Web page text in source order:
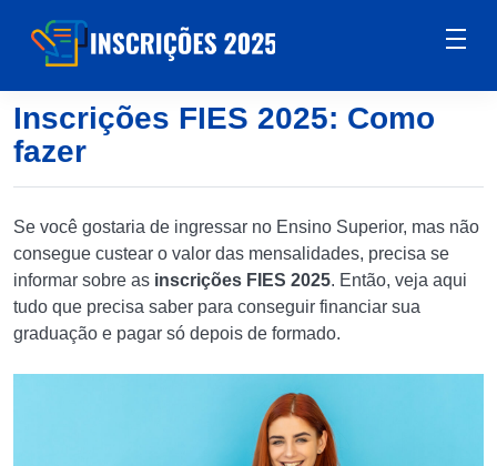
Inscrições FIES 2025: Como
fazer
Se você gostaria de ingressar no Ensino Superior, mas não
consegue custear o valor das mensalidades, precisa se
informar sobre as inscrições FIES 2025. Então, veja aqui
tudo que precisa saber para conseguir financiar sua
graduação e pagar só depois de formado.